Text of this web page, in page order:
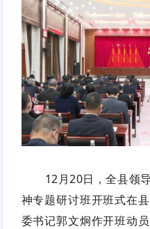
12月20日，全县领
神专题研讨班开班式在
委书记郭文炯作开班动